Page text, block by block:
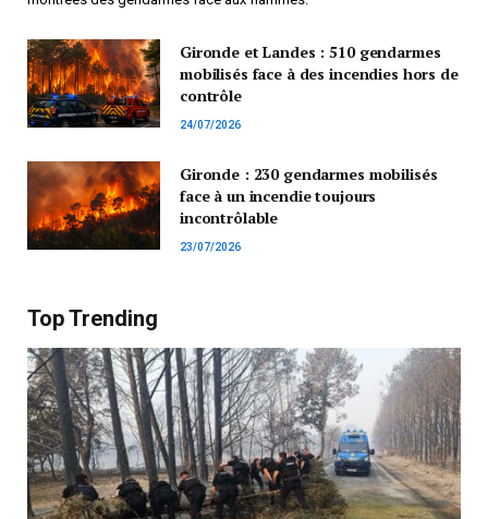
Gironde et Landes : 510 gendarmes
mobilisés face à des incendies hors de
contrôle
24/07/2026
Gironde : 230 gendarmes mobilisés
face à un incendie toujours
incontrôlable
23/07/2026
Top Trending